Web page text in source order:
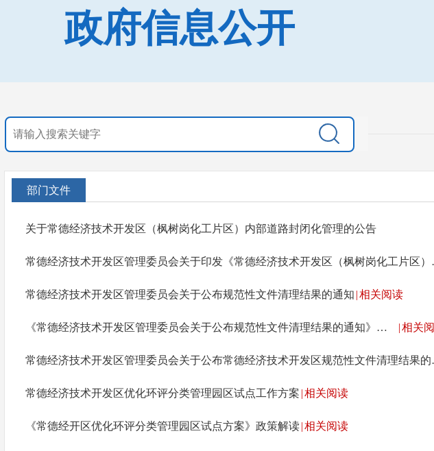
政府信息公开
部门文件
关于常德经济技术开发区（枫树岗化工片区）内部道路封闭化管理的公告
常德经济技术开
|相关阅读
常德经济技术开发区管理委员会关于公布规范性文件清理结果的通知
|相关
《常德经济技术开发区管理委员会关于公布规范性文件清理结果的通知》的政策解读
常德经济技术
|相关阅读
常德经济技术开发区优化环评分类管理园区试点工作方案
|相关阅读
《常德经开区优化环评分类管理园区试点方案》政策解读